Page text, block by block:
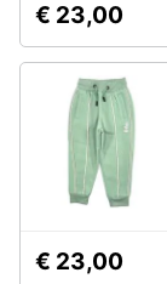
€ 23,00
€ 23,00